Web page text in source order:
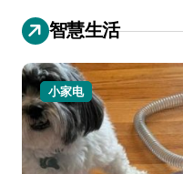
智慧生活
小家电